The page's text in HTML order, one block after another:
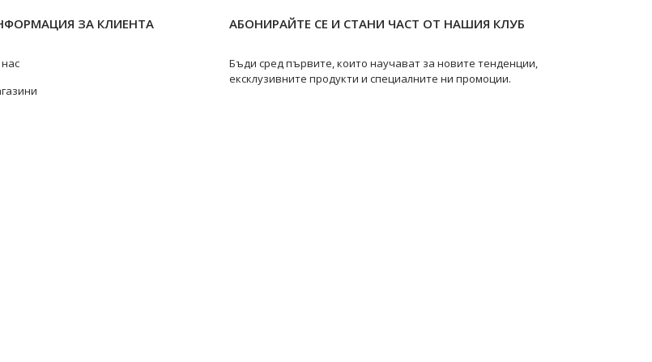
ЗА КЛИЕНТА АБОНИРАЙТЕ СЕ И СТАНИ ЧАСТ ОТ НАШИЯ КЛУБ
Бъди сред първите, които научават за новите тенденции,
ексклузивните продукти и специалните ни промоции.